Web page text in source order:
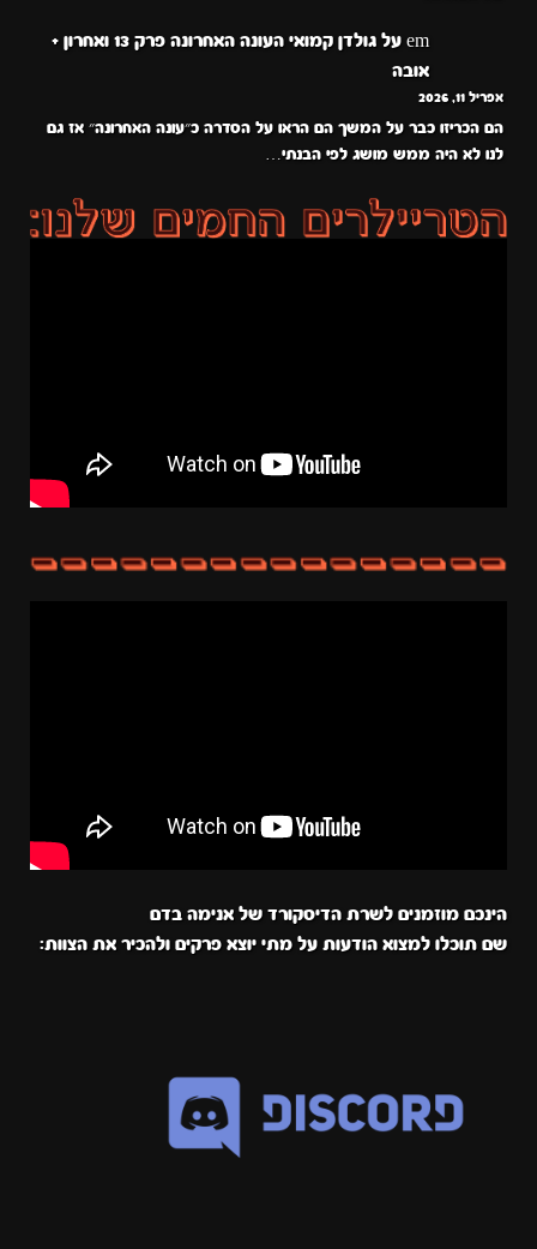
em על
גולדן קמואי העונה האחרונה פרק 13 ואחרון +
אובה
אפריל 11, 2026
הם הכריזו כבר על המשך הם הראו על הסדרה כ״עונה האחרונה״ אז גם
לנו לא היה ממש מושג לפי הבנתי…
הינכם מוזמנים לשרת הדיסקורד של אנימה בדם
שם תוכלו למצוא הודעות על מתי יוצא פרקים ולהכיר את הצוות: